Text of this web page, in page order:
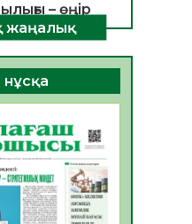
– өңір
негізгі
34 0
–
НЕГІЗІ
32
–
жаңалық
нұсқа